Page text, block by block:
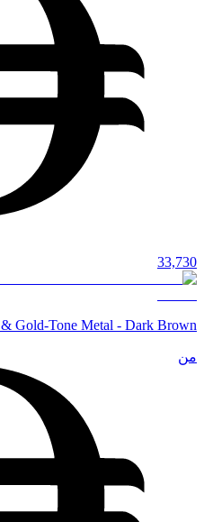
33,730
Gold-Tone Metal - Dark Brown
من